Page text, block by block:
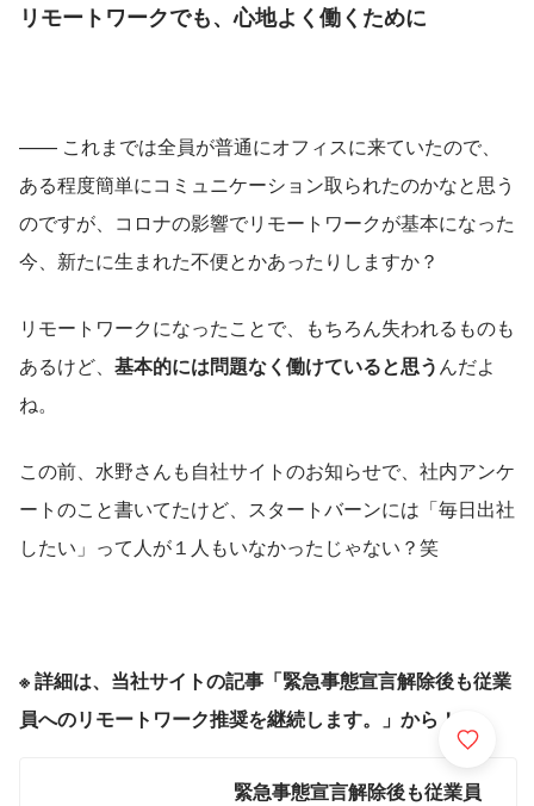
リモートワークでも、心地よく働くために
—— これまでは全員が普通にオフィスに来ていたので、
ある程度簡単にコミュニケーション取られたのかなと思う
のですが、コロナの影響でリモートワークが基本になった
今、新たに生まれた不便とかあったりしますか？
リモートワークになったことで、もちろん失われるものも
あるけど、 基本的には問題なく働けていると思うんだよ
ね。
この前、水野さんも自社サイトのお知らせで、社内アンケ
ートのこと書いてたけど、スタートバーンには「毎日出社
したい」って人が１人もいなかったじゃない？笑
※ 詳細は、当社サイトの記事「緊急事態宣言解除後も従業
員へのリモートワーク推奨を継続します。」から！
緊急事態宣言解除後も従業員